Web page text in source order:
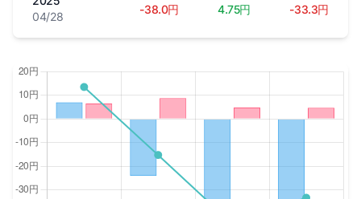
04/28
-38.0円 4.75円 -33.3円